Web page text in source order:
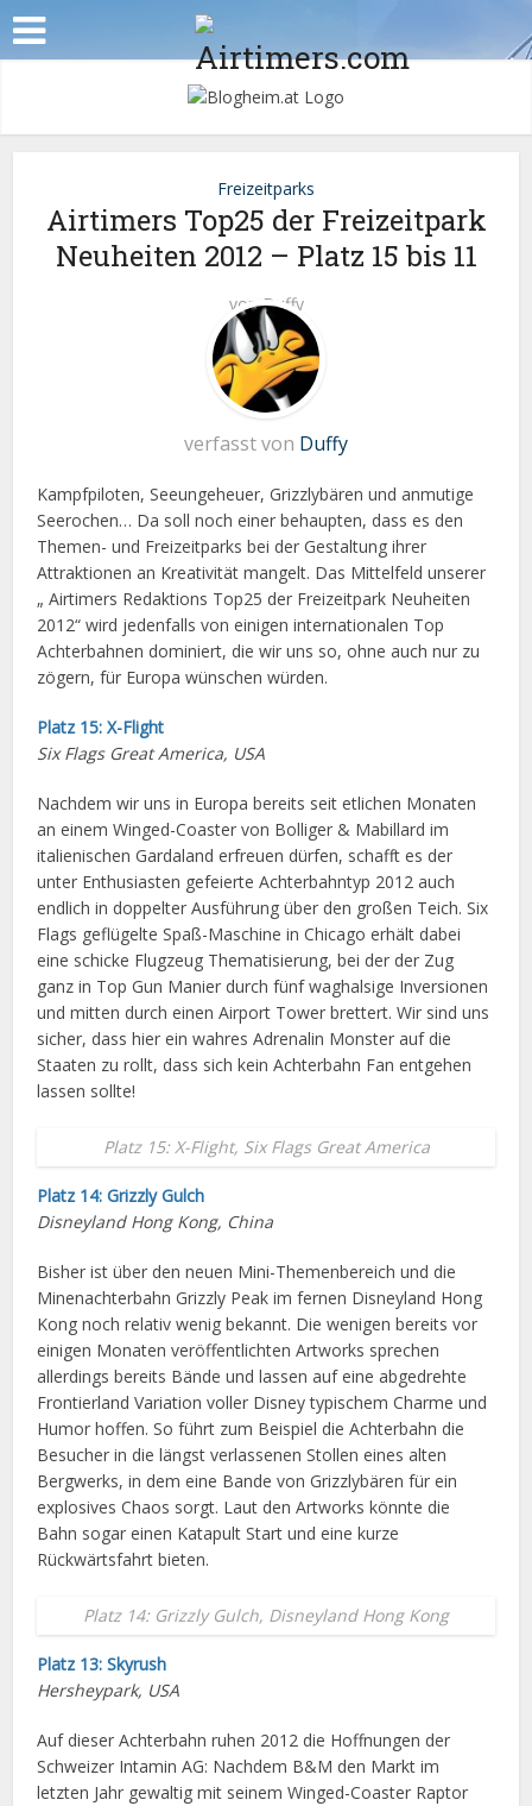
Freizeitparks
Airtimers Top25 der Freizeitpark
Neuheiten 2012 – Platz 15 bis 11
vonDuffy
verfasst von Duffy
Kampfpiloten, Seeungeheuer, Grizzlybären und anmutige
Seerochen… Da soll noch einer behaupten, dass es den
Themen- und Freizeitparks bei der Gestaltung ihrer
Attraktionen an Kreativität mangelt. Das Mittelfeld unserer
„ Airtimers Redaktions Top25 der Freizeitpark Neuheiten
2012“ wird jedenfalls von einigen internationalen Top
Achterbahnen dominiert, die wir uns so, ohne auch nur zu
zögern, für Europa wünschen würden.
Platz 15: X-Flight
Six Flags Great America, USA
Nachdem wir uns in Europa bereits seit etlichen Monaten
an einem Winged-Coaster von Bolliger & Mabillard im
italienischen Gardaland erfreuen dürfen, schafft es der
unter Enthusiasten gefeierte Achterbahntyp 2012 auch
endlich in doppelter Ausführung über den großen Teich. Six
Flags geflügelte Spaß-Maschine in Chicago erhält dabei
eine schicke Flugzeug Thematisierung, bei der der Zug
ganz in Top Gun Manier durch fünf waghalsige Inversionen
und mitten durch einen Airport Tower brettert. Wir sind uns
sicher, dass hier ein wahres Adrenalin Monster auf die
Staaten zu rollt, dass sich kein Achterbahn Fan entgehen
lassen sollte!
Platz 15: X-Flight, Six Flags Great America
Platz 14: Grizzly Gulch
Disneyland Hong Kong, China
Bisher ist über den neuen Mini-Themenbereich und die
Minenachterbahn Grizzly Peak im fernen Disneyland Hong
Kong noch relativ wenig bekannt. Die wenigen bereits vor
einigen Monaten veröffentlichten Artworks sprechen
allerdings bereits Bände und lassen auf eine abgedrehte
Frontierland Variation voller Disney typischem Charme und
Humor hoffen. So führt zum Beispiel die Achterbahn die
Besucher in die längst verlassenen Stollen eines alten
Bergwerks, in dem eine Bande von Grizzlybären für ein
explosives Chaos sorgt. Laut den Artworks könnte die
Bahn sogar einen Katapult Start und eine kurze
Rückwärtsfahrt bieten.
Platz 14: Grizzly Gulch, Disneyland Hong Kong
Platz 13: Skyrush
Hersheypark, USA
Auf dieser Achterbahn ruhen 2012 die Hoffnungen der
Schweizer Intamin AG: Nachdem B&M den Markt im
letzten Jahr gewaltig mit seinem Winged-Coaster Raptor